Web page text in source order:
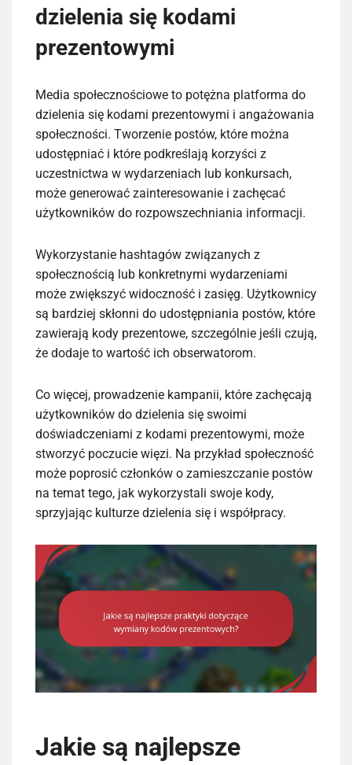
dzielenia się kodami
prezentowymi
Media społecznościowe to potężna platforma do
dzielenia się kodami prezentowymi i angażowania
społeczności. Tworzenie postów, które można
udostępniać i które podkreślają korzyści z
uczestnictwa w wydarzeniach lub konkursach,
może generować zainteresowanie i zachęcać
użytkowników do rozpowszechniania informacji.
Wykorzystanie hashtagów związanych z
społecznością lub konkretnymi wydarzeniami
może zwiększyć widoczność i zasięg. Użytkownicy
są bardziej skłonni do udostępniania postów, które
zawierają kody prezentowe, szczególnie jeśli czują,
że dodaje to wartość ich obserwatorom.
Co więcej, prowadzenie kampanii, które zachęcają
użytkowników do dzielenia się swoimi
doświadczeniami z kodami prezentowymi, może
stworzyć poczucie więzi. Na przykład społeczność
może poprosić członków o zamieszczanie postów
na temat tego, jak wykorzystali swoje kody,
sprzyjając kulturze dzielenia się i współpracy.
Jakie są najlepsze